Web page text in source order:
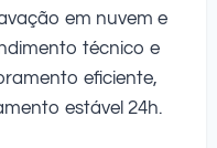
em nuvem e
técnico e
eficiente,
estável 24h.